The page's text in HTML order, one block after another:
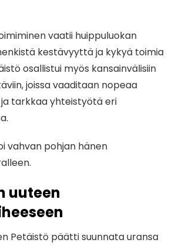
vaatii huippuluokan
kestävyyttä ja kykyä toimia
osallistui myös kansainvälisiin
joissa vaaditaan nopeaa
tarkkaa yhteistyötä eri
vahvan pohjan hänen
uuteen
Petäistö päätti suunnata uransa